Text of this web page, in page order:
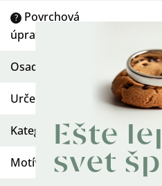
Ešte
svet
?
Povrchová
úprava
Osadenie
Určenie
Kategória :
Motív